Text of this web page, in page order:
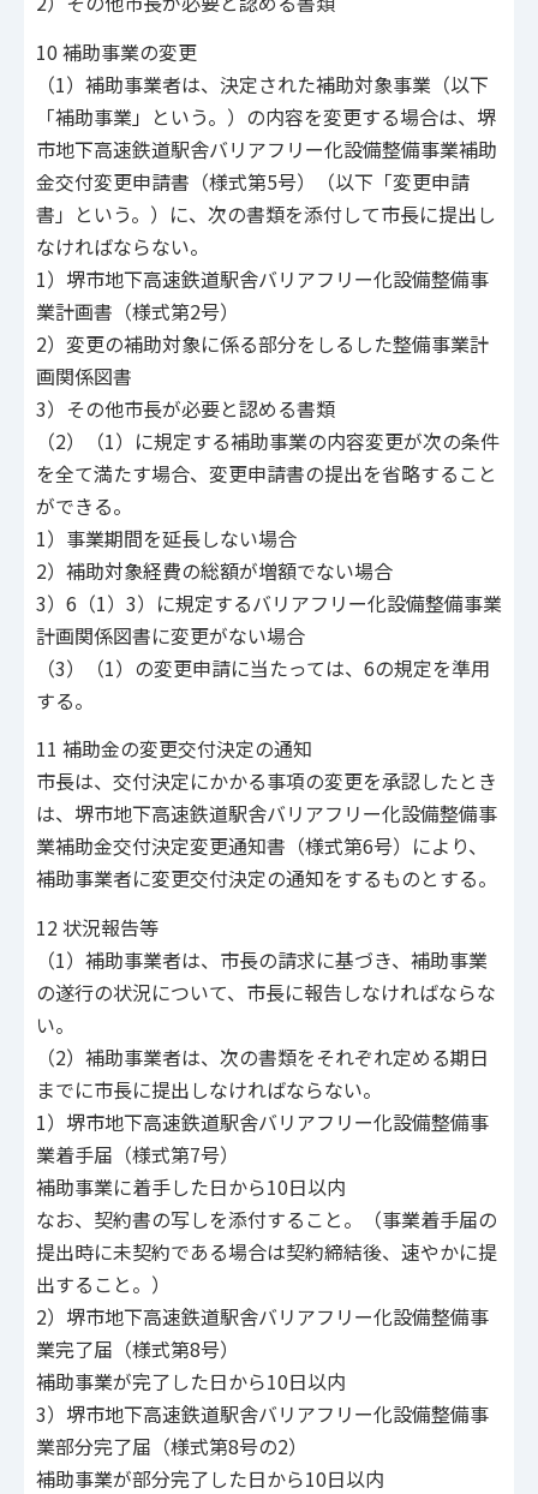
10 補助事業の変更
（1）補助事業者は、決定された補助対象事業（以下
「補助事業」という。）の内容を変更する場合は、堺
市地下高速鉄道駅舎バリアフリー化設備整備事業補助
金交付変更申請書（様式第5号）（以下「変更申請
書」という。）に、次の書類を添付して市長に提出し
なければならない。
1）堺市地下高速鉄道駅舎バリアフリー化設備整備事
業計画書（様式第2号）
2）変更の補助対象に係る部分をしるした整備事業計
画関係図書
3）その他市長が必要と認める書類
（2）（1）に規定する補助事業の内容変更が次の条件
を全て満たす場合、変更申請書の提出を省略すること
ができる。
1）事業期間を延長しない場合
2）補助対象経費の総額が増額でない場合
3）6（1）3）に規定するバリアフリー化設備整備事業
計画関係図書に変更がない場合
（3）（1）の変更申請に当たっては、6の規定を準用
する。
11 補助金の変更交付決定の通知
市長は、交付決定にかかる事項の変更を承認したとき
は、堺市地下高速鉄道駅舎バリアフリー化設備整備事
業補助金交付決定変更通知書（様式第6号）により、
補助事業者に変更交付決定の通知をするものとする。
12 状況報告等
（1）補助事業者は、市長の請求に基づき、補助事業
の遂行の状況について、市長に報告しなければならな
い。
（2）補助事業者は、次の書類をそれぞれ定める期日
までに市長に提出しなければならない。
1）堺市地下高速鉄道駅舎バリアフリー化設備整備事
業着手届（様式第7号）
補助事業に着手した日から10日以内
なお、契約書の写しを添付すること。（事業着手届の
提出時に未契約である場合は契約締結後、速やかに提
出すること。）
2）堺市地下高速鉄道駅舎バリアフリー化設備整備事
業完了届（様式第8号）
補助事業が完了した日から10日以内
3）堺市地下高速鉄道駅舎バリアフリー化設備整備事
業部分完了届（様式第8号の2）
補助事業が部分完了した日から10日以内